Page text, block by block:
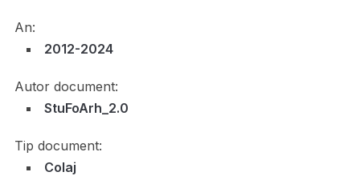
An:
2012-2024
Autor document:
StuFoArh_2.0
Tip document:
Colaj